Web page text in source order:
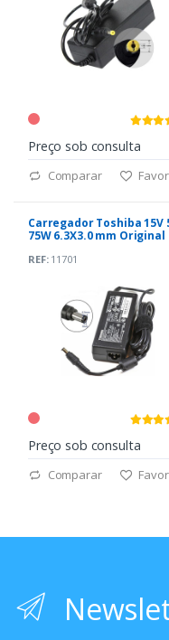
Preço sob consulta
Comparar
Carregador Toshiba 15V
75W 6.3X3.0 mm Original
REF:11701
Preço sob consulta
Comparar